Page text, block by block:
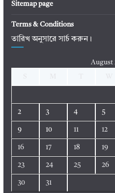
Sitemap page
Terms & Conditions
তারিখ অনুসারে সার্চ করুন।
August
2 3 4 5
9 10 11 12
16 17 18 19
23 24 25 26
30 31